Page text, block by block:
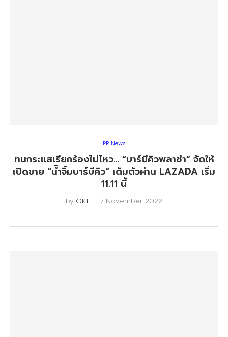
PR News
ทนกระแสเรียกร้องไม่ไหว… “บาร์บีคิวพลาซ่า” จัดให้
เปิดขาย “น้ำจิ้มบาร์บีคิว” เต็มตัวผ่าน LAZADA เริ่ม
11.11 นี้
by OKI 7 November 2022